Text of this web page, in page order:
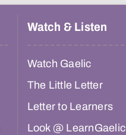
Watch & Listen
Watch Gaelic
The Little Letter
Letter to Learners
Look @ LearnGaelic